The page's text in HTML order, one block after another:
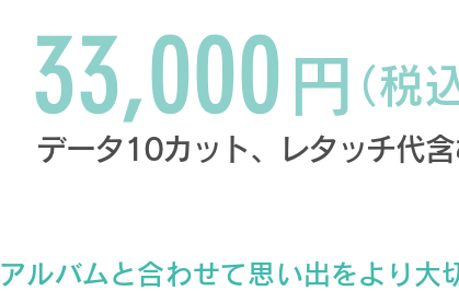
33,000 円（税
データ10カット、レタッチ代
アルバムと合わせて思い出をより大